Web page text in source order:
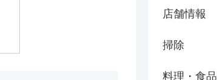
店舗情報
掃除
料理・食品